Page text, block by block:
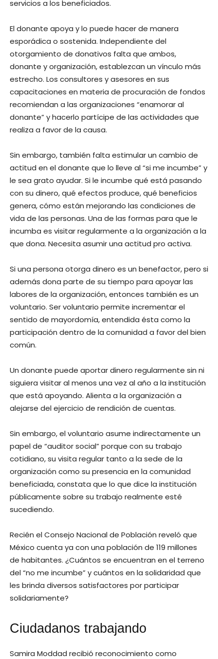
servicios a los beneficiados.
El donante apoya y lo puede hacer de manera
esporádica o sostenida. Independiente del
otorgamiento de donativos falta que ambos,
donante y organización, establezcan un vínculo más
estrecho. Los consultores y asesores en sus
capacitaciones en materia de procuración de fondos
recomiendan a las organizaciones “enamorar al
donante” y hacerlo partícipe de las actividades que
realiza a favor de la causa.
Sin embargo, también falta estimular un cambio de
actitud en el donante que lo lleve al “si me incumbe” y
le sea grato ayudar. Si le incumbe qué está pasando
con su dinero, qué efectos produce, qué beneficios
genera, cómo están mejorando las condiciones de
vida de las personas. Una de las formas para que le
incumba es visitar regularmente a la organización a la
que dona. Necesita asumir una actitud pro activa.
Si una persona otorga dinero es un benefactor, pero si
además dona parte de su tiempo para apoyar las
labores de la organización, entonces también es un
voluntario. Ser voluntario permite incrementar el
sentido de mayordomía, entendida ésta como la
participación dentro de la comunidad a favor del bien
común.
Un donante puede aportar dinero regularmente sin ni
siguiera visitar al menos una vez al año a la institución
que está apoyando. Alienta a la organización a
alejarse del ejercicio de rendición de cuentas.
Sin embargo, el voluntario asume indirectamente un
papel de “auditor social” porque con su trabajo
cotidiano, su visita regular tanto a la sede de la
organización como su presencia en la comunidad
beneficiada, constata que lo que dice la institución
públicamente sobre su trabajo realmente esté
sucediendo.
Recién el Consejo Nacional de Población reveló que
México cuenta ya con una población de 119 millones
de habitantes. ¿Cuántos se encuentran en el terreno
del “no me incumbe” y cuántos en la solidaridad que
les brinda diversos satisfactores por participar
solidariamente?
Ciudadanos trabajando
Samira Moddad recibió reconocimiento como